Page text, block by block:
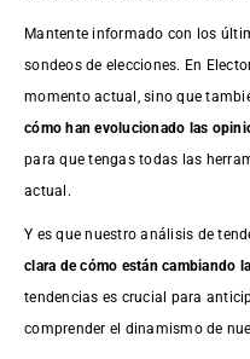
Mantente informado con los
sondeos de elecciones. En
momento actual, sino que
cómo han evolucionado las
para que tengas todas las
actual.
Y es que nuestro análisis de
clara de cómo están cambiando
tendencias es crucial para
comprender el dinamismo de